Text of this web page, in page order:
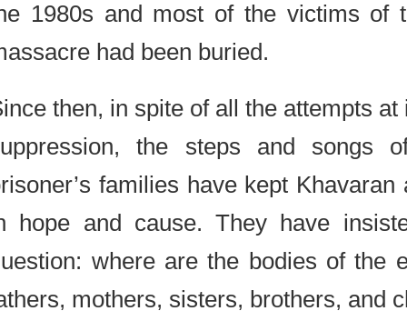
the 1980s and most of the victims
massacre had been buried.
Since then, in spite of all the attempts
suppression, the steps and
prisoner’s families have kept
in hope and cause. They have
question: where are the bodies of
fathers, mothers, sisters, brothers,